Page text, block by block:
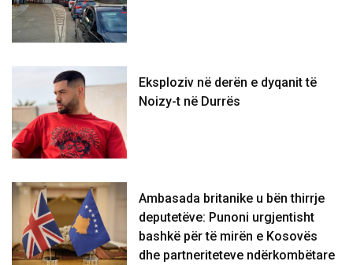
Eksploziv në derën e dyqanit të
Noizy-t në Durrës
Ambasada britanike u bën thirrje
deputetëve: Punoni urgjentisht
bashkë për të mirën e Kosovës
dhe partneriteteve ndërkombëtare